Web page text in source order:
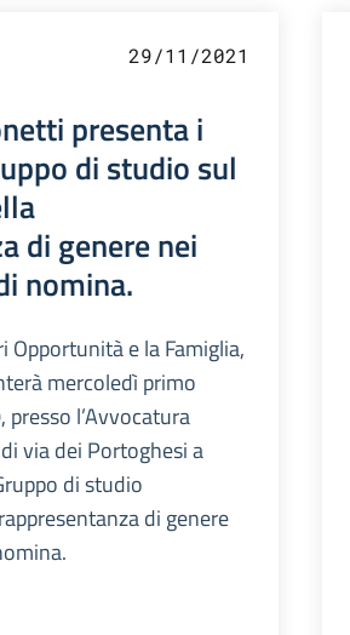
29/11/2021
presenta i
di studio sul
di genere nei
nomina.
Opportunità e la Famiglia,
mercoledì primo
l’Avvocatura
via dei Portoghesi a
di studio
di genere